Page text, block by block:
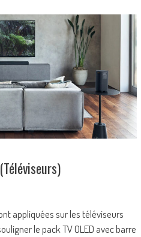
appliquées sur les téléviseurs
le pack TV OLED avec barre